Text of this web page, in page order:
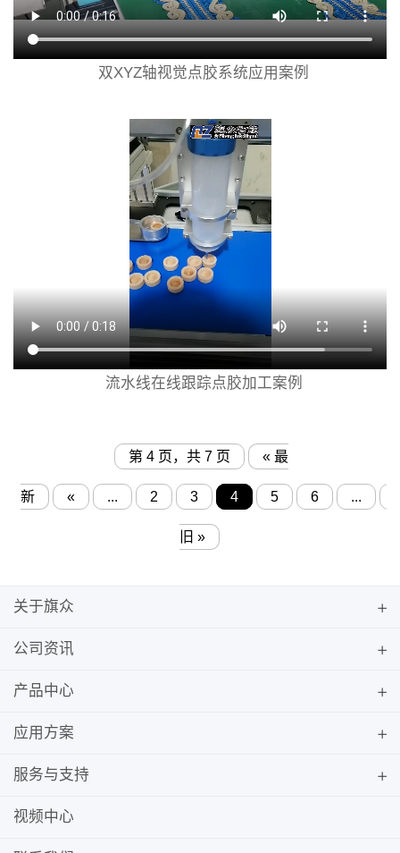
双XYZ轴视觉点胶系统应用案例
流水线在线跟踪点胶加工案例
第 4 页，共 7 页 « 最
新 « ... 2 3 4 5 6 ...
旧 »
关于旗众
公司资讯
产品中心
应用方案
服务与支持
视频中心